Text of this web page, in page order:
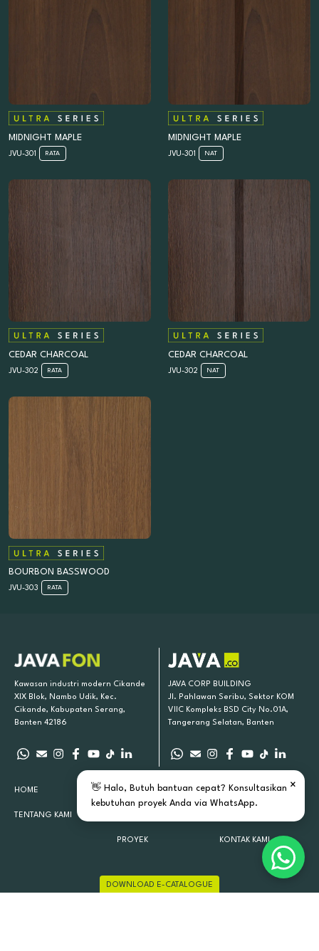
MIDNIGHT MAPLE
JVU-301 RATA
MIDNIGHT MAPLE
JVU-301 NAT
CEDAR CHARCOAL
JVU-302 RATA
CEDAR CHARCOAL
JVU-302 NAT
BOURBON BASSWOOD
JVU-303 RATA
Kawasan industri modern Cikande
XIX Blok, Nambo Udik, Kec.
Cikande, Kabupaten Serang,
Banten 42186
JAVA CORP BUILDING
Jl. Pahlawan Seribu, Sektor KOM
VIIC Kompleks BSD City No.01A,
Tangerang Selatan, Banten
HOME
TENTANG KAMI
PRODUK KAMI
PROYEK
INSPIRASI
KONTAK KAMI
DOWNLOAD E-CATALOGUE
×
👋 Halo, Butuh bantuan cepat? Konsultasikan
kebutuhan proyek Anda via WhatsApp.